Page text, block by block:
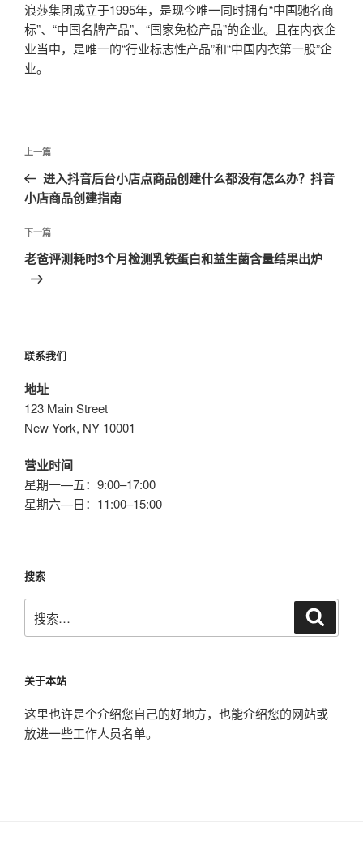
浪莎集团成立于1995年，是现今唯一同时拥有“中国驰名商
标”、“中国名牌产品”、“国家免检产品”的企业。且在内衣企
业当中，是唯一的“行业标志性产品”和“中国内衣第一股”企
业。
文
导
航
上
一
篇
章
上一篇
进入抖音后台小店点商品创建什么都没有怎么办？抖音
小店商品创建指南
下
一
下一篇
老爸评测耗时3个月检测乳铁蛋白和益生菌含量结果出炉
联系我们
地址
123 Main Street
New York, NY 10001
营业时间
星期一—五：9:00–17:00
星期六—日：11:00–15:00
搜索
索：
关于本站
这里也许是个介绍您自己的好地方，也能介绍您的网站或
放进一些工作人员名单。